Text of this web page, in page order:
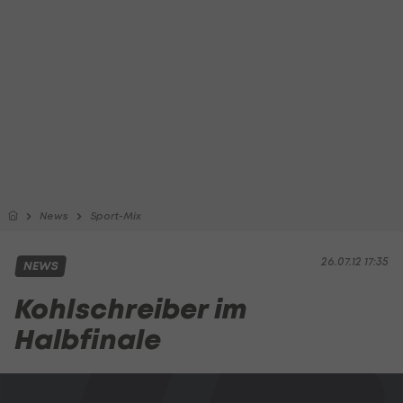
News Sport-Mix
26.07.12 17:35
NEWS
Kohlschreiber im
Halbfinale